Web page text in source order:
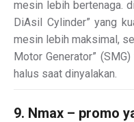
mesin lebih bertenaga.
DiAsil Cylinder” yang
mesin lebih maksimal,
Motor Generator”
halus saat dinyalakan.
9. Nmax – promo